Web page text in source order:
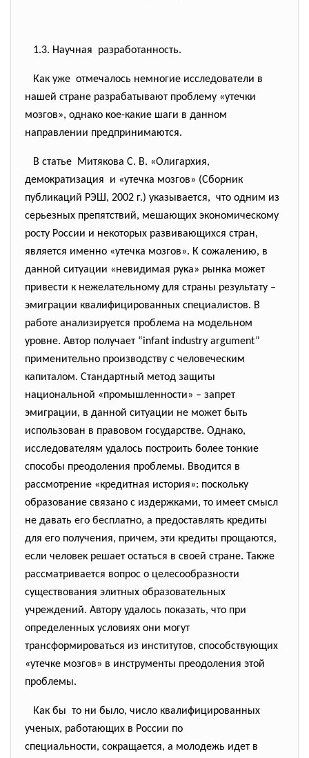
1.3. Научная разработанность.
Как уже отмечалось немногие исследователи в
нашей стране разрабатывают проблему «утечки
мозгов», однако кое-какие шаги в данном
направлении предпринимаются.
В статье Митякова С. В. «Олигархия,
демократизация и «утечка мозгов» (Сборник
публикаций РЭШ, 2002 г.) указывается, что одним из
серьезных препятствий, мешающих экономическому
росту России и некоторых развивающихся стран,
является именно «утечка мозгов». К сожалению, в
данной ситуации «невидимая рука» рынка может
привести к нежелательному для страны результату –
эмиграции квалифицированных специалистов. В
работе анализируется проблема на модельном
уровне. Автор получает “infant industry argument”
применительно производству с человеческим
капиталом. Стандартный метод защиты
национальной «промышленности» – запрет
эмиграции, в данной ситуации не может быть
использован в правовом государстве. Однако,
исследователям удалось построить более тонкие
способы преодоления проблемы. Вводится в
рассмотрение «кредитная история»: поскольку
образование связано с издержками, то имеет смысл
не давать его бесплатно, а предоставлять кредиты
для его получения, причем, эти кредиты прощаются,
если человек решает остаться в своей стране. Также
рассматривается вопрос о целесообразности
существования элитных образовательных
учреждений. Автору удалось показать, что при
определенных условиях они могут
трансформироваться из институтов, способствующих
«утечке мозгов» в инструменты преодоления этой
проблемы.
Как бы то ни было, число квалифицированных
ученых, работающих в России по
специальности, сокращается, а молодежь идет в